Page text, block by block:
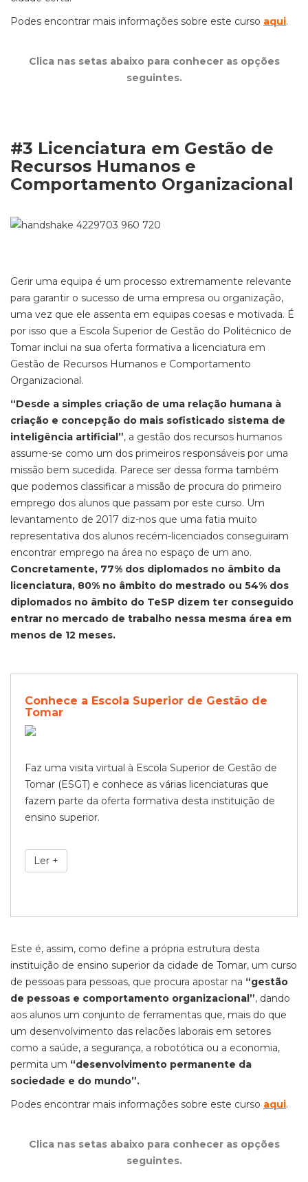
Podes encontrar mais informações sobre este curso aqui.
Clica nas setas abaixo para conhecer as opções
seguintes.
#3 Licenciatura em Gestão de
Recursos Humanos e
Comportamento Organizacional
Gerir uma equipa é um processo extremamente relevante
para garantir o sucesso de uma empresa ou organização,
uma vez que ele assenta em equipas coesas e motivada. É
por isso que a Escola Superior de Gestão do Politécnico de
Tomar inclui na sua oferta formativa a licenciatura em
Gestão de Recursos Humanos e Comportamento
Organizacional.
“Desde a simples criação de uma relação humana à
criação e concepção do mais sofisticado sistema de
inteligência artificial”, a gestão dos recursos humanos
assume-se como um dos primeiros responsáveis por uma
missão bem sucedida. Parece ser dessa forma também
que podemos classificar a missão de procura do primeiro
emprego dos alunos que passam por este curso. Um
levantamento de 2017 diz-nos que uma fatia muito
representativa dos alunos recém-licenciados conseguiram
encontrar emprego na área no espaço de um ano.
Concretamente, 77% dos diplomados no âmbito da
licenciatura, 80% no âmbito do mestrado ou 54% dos
diplomados no âmbito do TeSP dizem ter conseguido
entrar no mercado de trabalho nessa mesma área em
menos de 12 meses.
Conhece a Escola Superior de Gestão de
Tomar
Faz uma visita virtual à Escola Superior de Gestão de
Tomar (ESGT) e conhece as várias licenciaturas que
fazem parte da oferta formativa desta instituição de
ensino superior.
Ler +
Este é, assim, como define a própria estrutura desta
instituição de ensino superior da cidade de Tomar, um curso
de pessoas para pessoas, que procura apostar na “gestão
de pessoas e comportamento organizacional”, dando
aos alunos um conjunto de ferramentas que, mais do que
um desenvolvimento das relacões laborais em setores
como a saúde, a segurança, a robotótica ou a economia,
permita um “desenvolvimento permanente da
sociedade e do mundo”.
Podes encontrar mais informações sobre este curso aqui.
Clica nas setas abaixo para conhecer as opções
seguintes.